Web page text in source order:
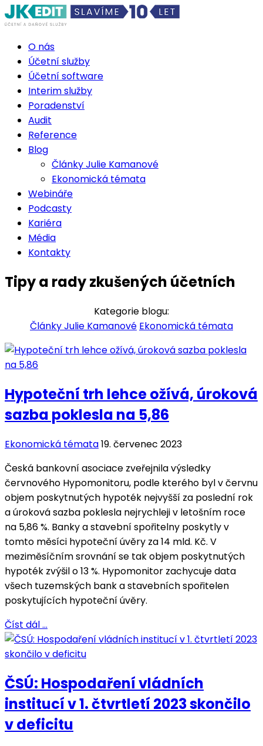
O nás
Účetní služby
Účetní software
Interim služby
Poradenství
Audit
Reference
Blog
Články Julie Kamanové
Ekonomická témata
Webináře
Podcasty
Kariéra
Média
Kontakty
Tipy a rady zkušených účetních
Kategorie blogu:
Články Julie Kamanové Ekonomická témata
Hypoteční trh lehce ožívá, úroková
sazba poklesla na 5,86
Ekonomická témata19. červenec 2023
Česká bankovní asociace zveřejnila výsledky
červnového Hypomonitoru, podle kterého byl v červnu
objem poskytnutých hypoték nejvyšší za poslední rok
a úroková sazba poklesla nejrychleji v letošním roce
na 5,86 %. Banky a stavební spořitelny poskytly v
tomto měsíci hypoteční úvěry za 14 mld. Kč. V
meziměsíčním srovnání se tak objem poskytnutých
hypoték zvýšil o 13 %. Hypomonitor zachycuje data
všech tuzemských bank a stavebních spořitelen
poskytujících hypoteční úvěry.
Číst dál …
ČSÚ: Hospodaření vládních
institucí v 1. čtvrtletí 2023 skončilo
v deficitu